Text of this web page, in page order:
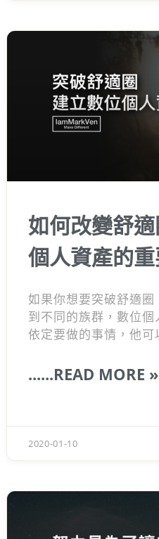
如何改變舒
個人資產的
如果你想要突破舒適
到不同的族群，數位
依定要做的事情，他可
經驗嗎？在訂餐廳的
......READ MORE »
2020-01-10